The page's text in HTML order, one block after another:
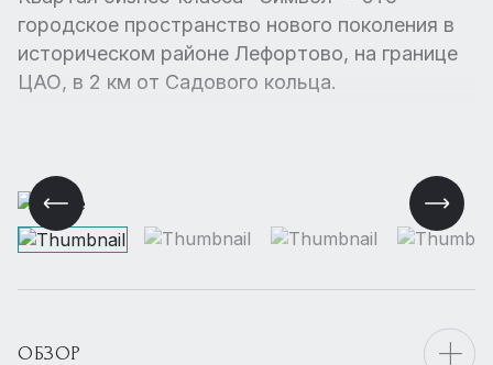
городское пространство нового поколения в
историческом районе Лефортово, на границе
ЦАО, в 2 км от Садового кольца.
ОБЗОР